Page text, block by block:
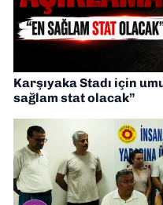
Karşıyaka Stadı için
sağlam stat olacak”